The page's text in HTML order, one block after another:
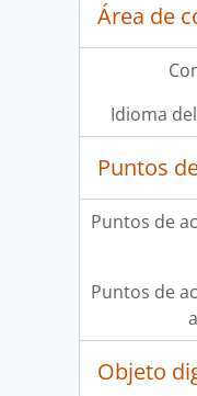
Área de
Idioma
Puntos
Puntos de
Puntos de
Objeto